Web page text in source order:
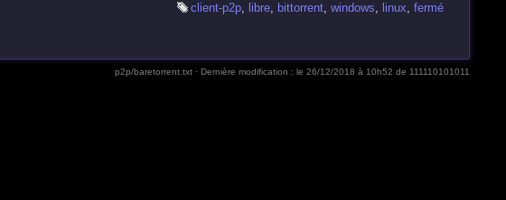
client-p2p, libre, bittorrent, windows, linux, fermé
p2p/baretorrent.txt · Dernière modification : le 26/12/2018 à 10h52 de 111110101011